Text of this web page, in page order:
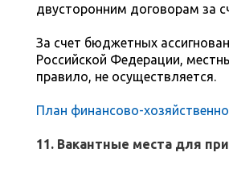
двусторонним договорам за
За счет бюджетных
Российской Федерации,
правило, не осуществляется.
План финансово-
11. Вакантные места для